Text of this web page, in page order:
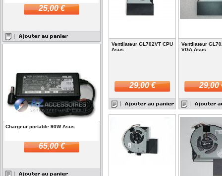
25,00 €
Chargeur portable 90W Asus
65,00 €
Ventilateur GL702VT CPU
Asus
29,00 €
Ventilateur
VGA Asus
29,00